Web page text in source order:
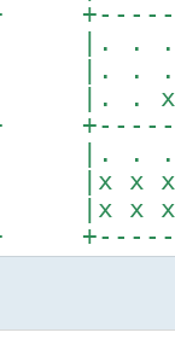
+-----
|. .
|. .
|. .
+-----
|. .
|x x
|x x
+-----